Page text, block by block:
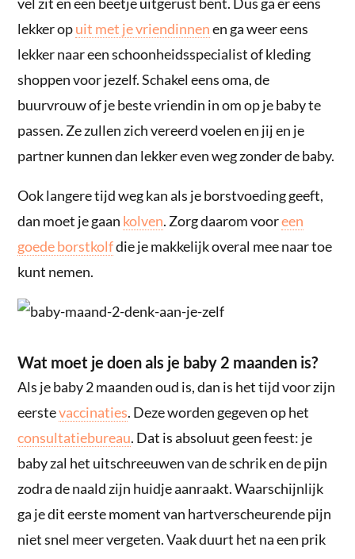
vel zit en een beetje uitgerust bent. Dus ga er eens
lekker opuit met je vriendinnenen ga weer eens
lekker naar een schoonheidsspecialist of kleding
shoppen voor jezelf. Schakel eens oma, de
buurvrouw of je beste vriendin in om op je baby te
passen. Ze zullen zich vereerd voelen en jij en je
partner kunnen dan lekker even weg zonder de baby.
Ook langere tijd weg kan als je borstvoeding geeft,
dan moet je gaan kolven. Zorg daarom vooreen
goede borstkolfdie je makkelijk overal mee naar toe
kunt nemen.
Wat moet je doen als je baby 2 maanden is?
Als je baby 2 maanden oud is, dan is het tijd voor zijn
eerstevaccinaties. Deze worden gegeven op het
consultatiebureau. Dat is absoluut geen feest: je
baby zal het uitschreeuwen van de schrik en de pijn
zodra de naald zijn huidje aanraakt. Waarschijnlijk
ga je dit eerste moment van hartverscheurende pijn
niet snel meer vergeten. Vaak duurt het na een prik